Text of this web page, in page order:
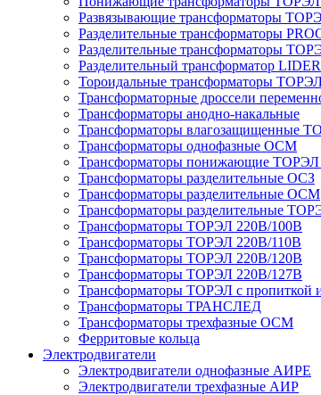
Развязывающие трансформаторы
Разделительные трансформаторы
Разделительные трансформаторы
Разделительный трансформатор LIDER
Тороидальные трансформаторы
Трансформаторные дроссели
Трансформаторы анодно-накальные
Трансформаторы влагозащищенные
Трансформаторы однофазные ОСМ
Трансформаторы понижающие ТОРЭЛ
Трансформаторы разделительные ОСЗ
Трансформаторы разделительные ОСМ
Трансформаторы разделительные
Трансформаторы ТОРЭЛ 220В/100В
Трансформаторы ТОРЭЛ 220В/110В
Трансформаторы ТОРЭЛ 220В/120В
Трансформаторы ТОРЭЛ 220В/127В
Трансформаторы ТОРЭЛ с пропиткой
Трансформаторы ТРАНСЛЕД
Трансформаторы трехфазные ОСМ
Ферритовые кольца
Электродвигатели
Электродвигатели однофазные АИРЕ
Электродвигатели трехфазные АИР